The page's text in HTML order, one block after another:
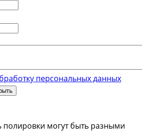
персональных данных
полировки могут быть разными